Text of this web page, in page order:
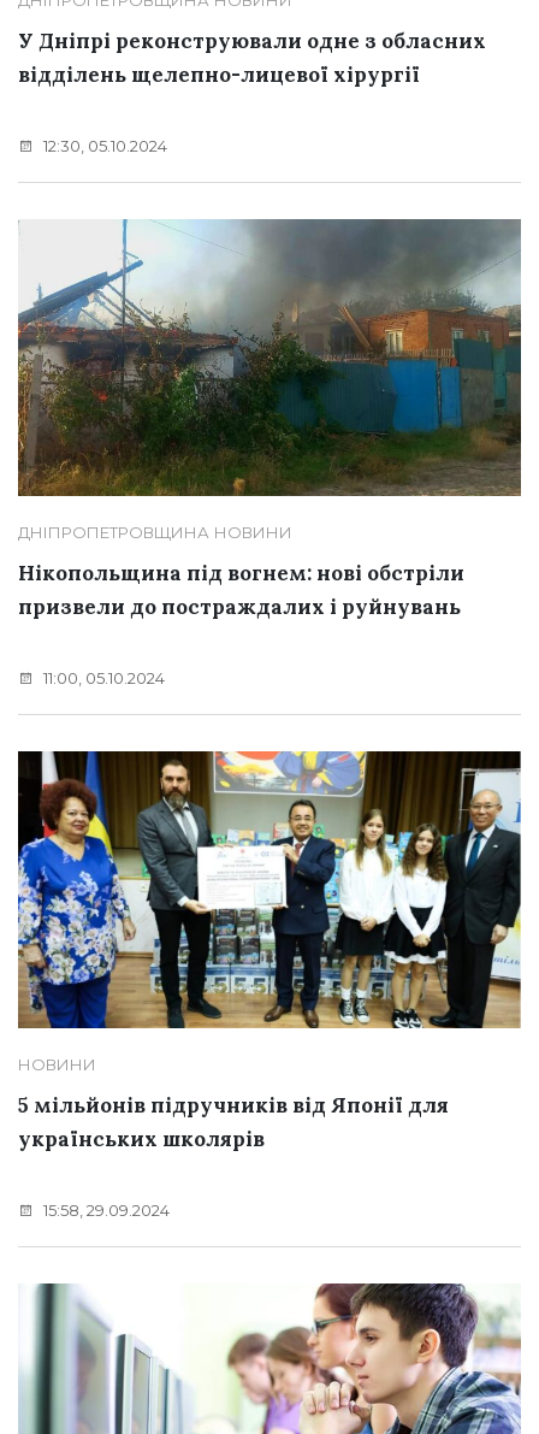
У Дніпрі реконструювали одне з обласних
відділень щелепно-лицевої хірургії
12:30, 05.10.2024
ДНІПРОПЕТРОВЩИНА НОВИНИ
Нікопольщина під вогнем: нові обстріли
призвели до постраждалих і руйнувань
11:00, 05.10.2024
НОВИНИ
5 мільйонів підручників від Японії для
українських школярів
15:58, 29.09.2024